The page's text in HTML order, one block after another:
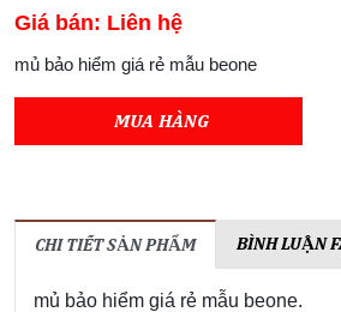
Giá bán: Liên hệ
mủ bảo hiểm giá rẻ mẫu beone
MUA HÀNG
CHI TIẾT SẢN PHẨM BÌNH LUẬN
mủ bảo hiểm giá rẻ mẫu beone.